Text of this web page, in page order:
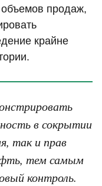
продаж,
крайне
в сокрытии
так и прав
тем самым
контроль.